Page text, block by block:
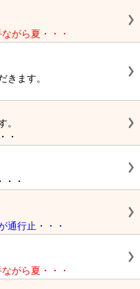
がら夏・・・
きます。
。
・
・・
通行止・・・
がら夏・・・